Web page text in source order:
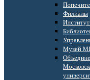
Филиалы
Музей